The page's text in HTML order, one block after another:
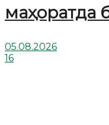
маҳоратда
05.08.2026
16